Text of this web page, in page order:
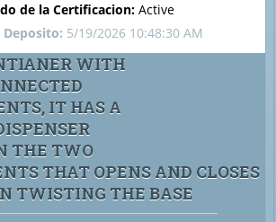
de la Certificacion: Active
Deposito: 5/19/2026 10:48:30 AM
WITH
IT HAS A
THE TWO
THAT OPENS AND CLOSES
TWISTING THE BASE